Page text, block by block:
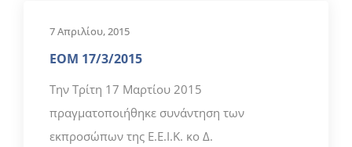
7 Απριλίου, 2015
ΕΟΜ 17/3/2015
Την Τρίτη 17 Μαρτίου 2015
πραγματοποιήθηκε συνάντηση των
εκπροσώπων της Ε.Ε.Ι.Κ. κο Δ.